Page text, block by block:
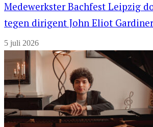
Medewerkster Bachfest Leipzig
tegen dirigent John Eliot Gardiner
5 juli 2026